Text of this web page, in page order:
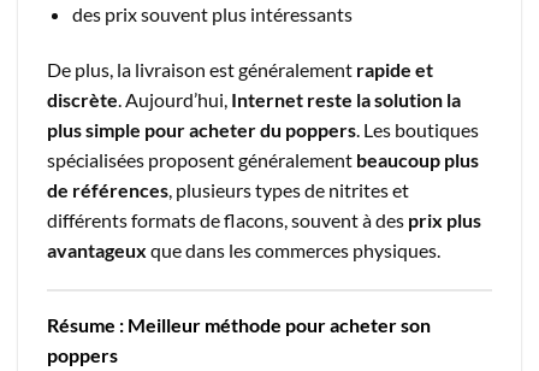
des prix souvent plus intéressants
De plus, la livraison est généralement rapide et
discrète . Aujourd’hui, Internet reste la solution la
plus simple pour acheter du poppers . Les boutiques
spécialisées proposent généralement beaucoup plus
de références , plusieurs types de nitrites et
différents formats de flacons, souvent à des prix plus
avantageux que dans les commerces physiques.
Résume : Meilleur méthode pour acheter son
poppers